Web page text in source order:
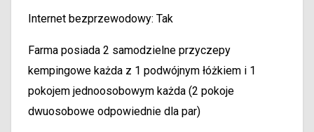
Internet bezprzewodowy: Tak
Farma posiada 2 samodzielne przyczepy
kempingowe każda z 1 podwójnym łóżkiem i 1
pokojem jednoosobowym każda (2 pokoje
dwuosobowe odpowiednie dla par)